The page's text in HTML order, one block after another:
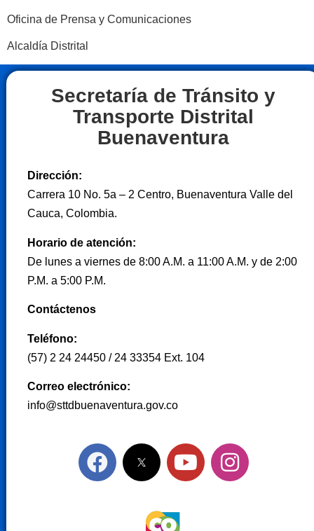
Oficina de Prensa y Comunicaciones
Alcaldía Distrital
Secretaría de Tránsito y
Transporte Distrital
Buenaventura
Dirección:
Carrera 10 No. 5a – 2 Centro, Buenaventura Valle del
Cauca, Colombia.
Horario de atención:
De lunes a viernes de 8:00 A.M. a 11:00 A.M. y de 2:00
P.M. a 5:00 P.M.
Contáctenos
Teléfono:
(57) 2 24 24450 / 24 33354 Ext. 104
Correo electrónico:
info@sttdbuenaventura.gov.co